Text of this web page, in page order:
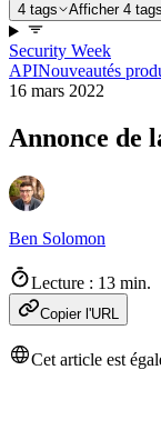
4 tags
Afficher 4 tags
Security Week
APINouveautés
16 mars 2022
Annonce de
Ben Solomon
Lecture : 13 min.
Copier l'URL
Cet article est